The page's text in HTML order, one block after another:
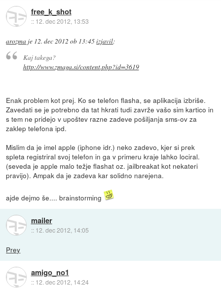
free_k_shot
:: 12. dec 2012, 13:53
arozma je 12. dec 2012 ob 13:45izjavil:
Kaj takega?
http://www.zmaga.si/content.php?id=3619
Enak problem kot prej. Ko se telefon flasha, se aplikacija izbriše.
Zavedati se je potrebno da tat hkrati tudi zavrže vašo sim kartico in
s tem ne pridejo v upoštev razne zadeve pošiljanja sms-ov za
zaklep telefona ipd.
Mislim da je imel apple (iphone idr.) neko zadevo, kjer si prek
spleta registriral svoj telefon in ga v primeru kraje lahko lociral.
(seveda je apple malo težje flashat oz. jailbreakat kot nekateri
pravijo). Ampak da je zadeva kar solidno narejena.
ajde dejmo še.... brainstorming
mailer
:: 12. dec 2012, 14:05
Prey
amigo_no1
:: 12. dec 2012, 14:24